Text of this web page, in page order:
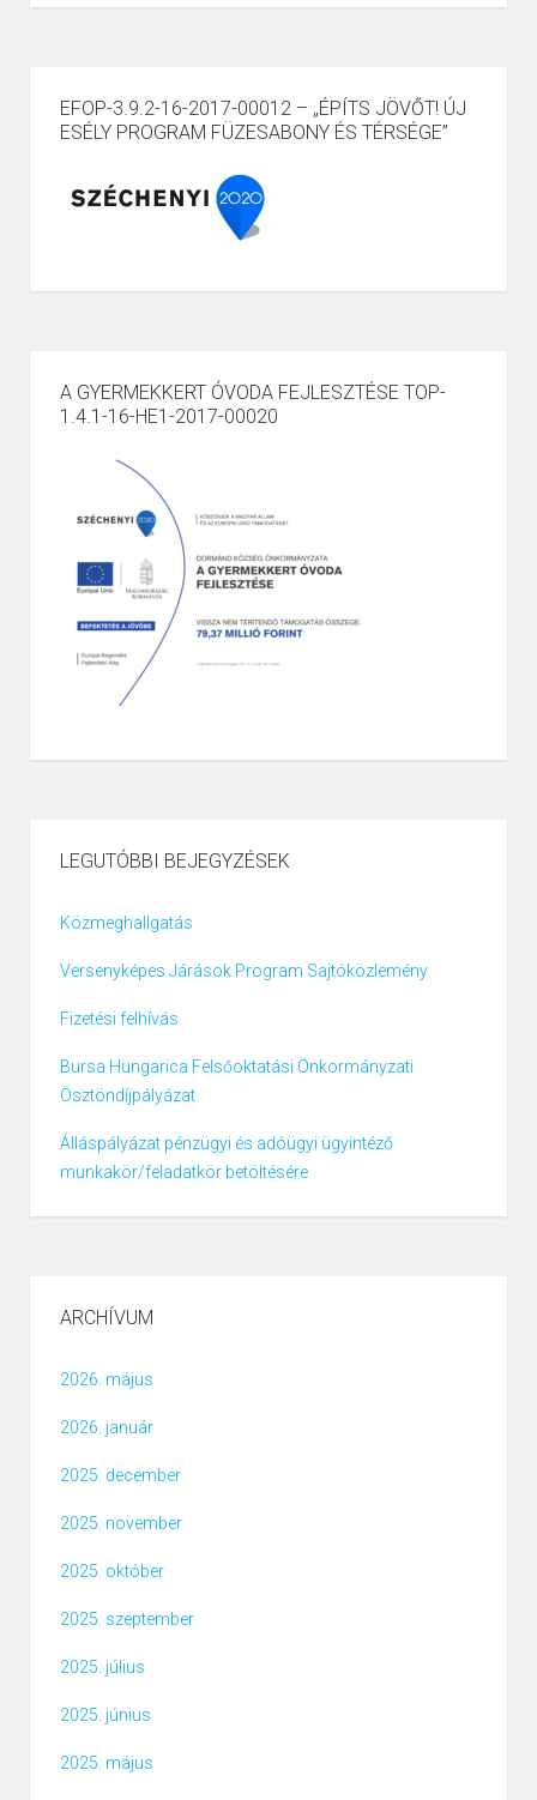
EFOP-3.9.2-16-2017-00012 – „ÉPÍTS JÖVŐT! ÚJ
ESÉLY PROGRAM FÜZESABONY ÉS TÉRSÉGE”
A GYERMEKKERT ÓVODA FEJLESZTÉSE TOP-
1.4.1-16-HE1-2017-00020
LEGUTÓBBI BEJEGYZÉSEK
Közmeghallgatás
Versenyképes Járások Program Sajtóközlemény
Fizetési felhívás
Bursa Hungarica Felsőoktatási Önkormányzati
Ösztöndíjpályázat
Álláspályázat pénzügyi és adóügyi ügyintéző
munkakör/feladatkör betöltésére
ARCHÍVUM
2026. május
2026. január
2025. december
2025. november
2025. október
2025. szeptember
2025. július
2025. június
2025. május